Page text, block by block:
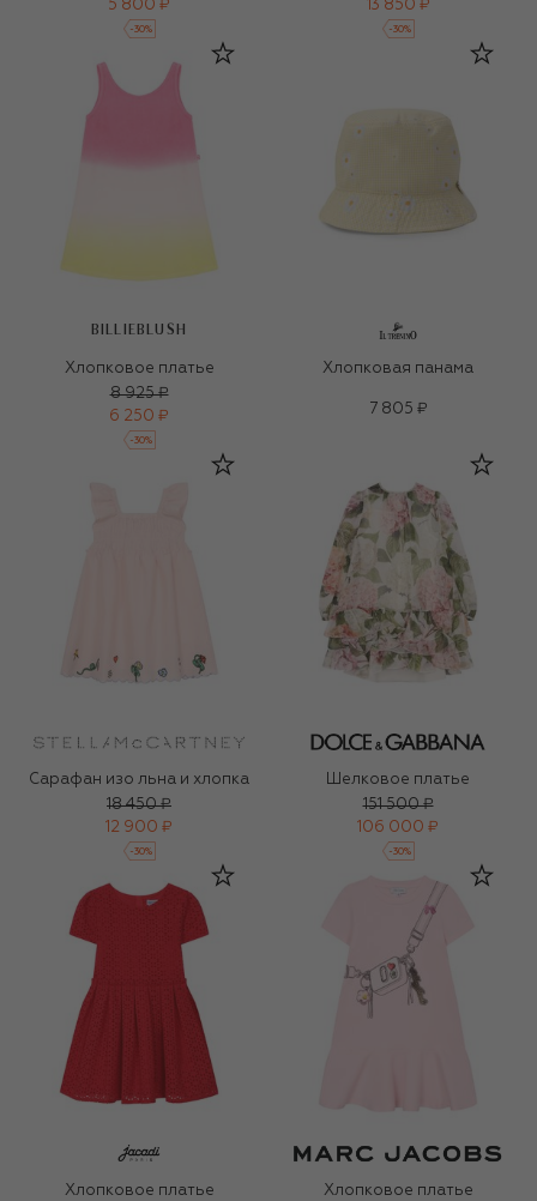
5 800 ₽
-30%
13 850 ₽
-30%
BILLIEBLUSH
Хлопковое платье
8 925 ₽
6 250 ₽
-30%
Хлопковая панама
7 805 ₽
Сарафан изо льна и хлопка
18 450 ₽
12 900 ₽
-30%
Шелковое платье
151 500 ₽
106 000 ₽
-30%
Хлопковое платье
Хлопковое платье